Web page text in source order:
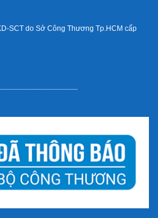
SCT do Sở Công Thương Tp.HCM cấp